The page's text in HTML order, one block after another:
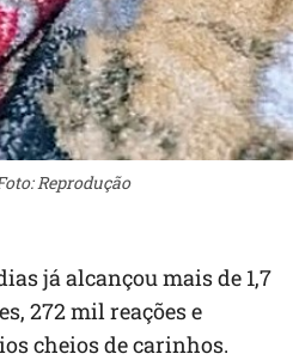
Reprodução
já alcançou mais de 1,7
272 mil reações e
cheios de carinhos.